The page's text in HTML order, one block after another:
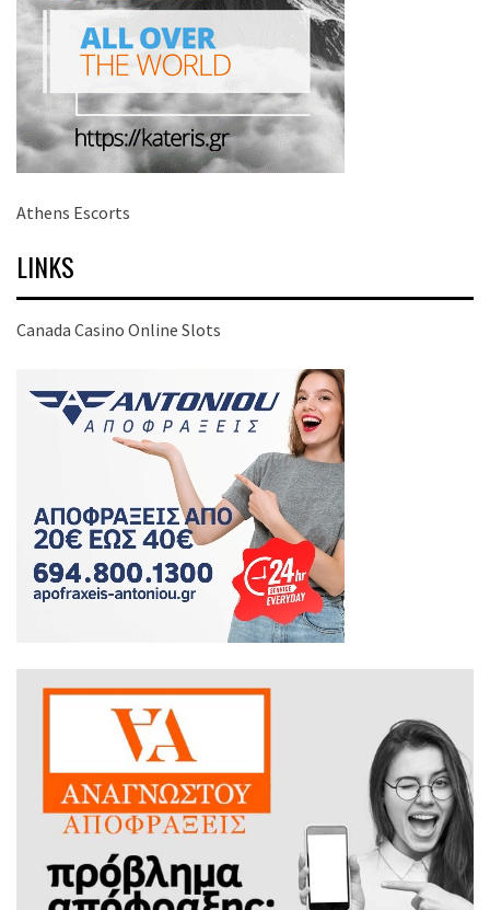
Athens Escorts
LINKS
Canada Casino Online Slots